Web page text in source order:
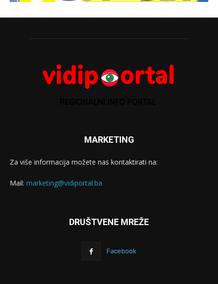
MARKETING
Za više informacija možete nas kontaktirati na:
Mail: marketing@vidiportal.ba
DRUŠTVENE MREŽE
Facebook